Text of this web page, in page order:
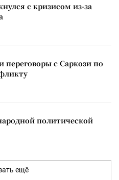
с кризисом из-за
переговоры с Саркози по
политической
ещё